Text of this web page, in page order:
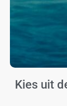
Kies uit